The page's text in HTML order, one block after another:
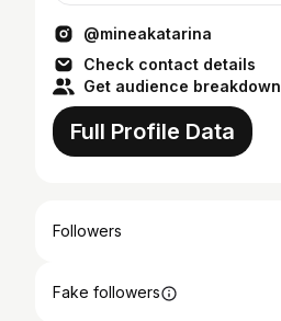
@mineakatarina
Check contact details
Get audience breakdown
Full Profile Data
Followers
Fake followers